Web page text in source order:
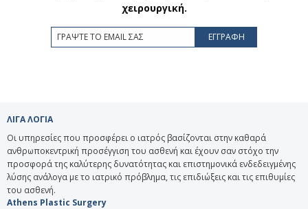
χειρουργική.
ΛΙΓΑ ΛΟΓΙΑ
Οι υπηρεσίες που προσφέρει ο ιατρός βασίζονται στην καθαρά
ανθρωποκεντρική προσέγγιση του ασθενή και έχουν σαν στόχο την
προσφορά της καλύτερης δυνατότητας και επιστημονικά ενδεδειγμένης
λύσης ανάλογα με το ιατρικό πρόβλημα, τις επιδιώξεις και τις επιθυμίες
του ασθενή.
Athens Plastic Surgery